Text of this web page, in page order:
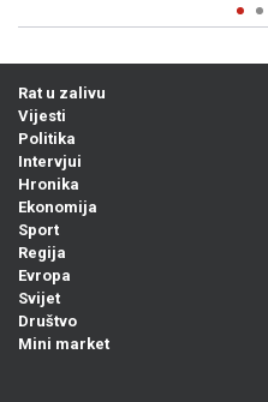
Rat u zalivu
Vijesti
Politika
Intervjui
Hronika
Ekonomija
Sport
Regija
Evropa
Svijet
Društvo
Mini market